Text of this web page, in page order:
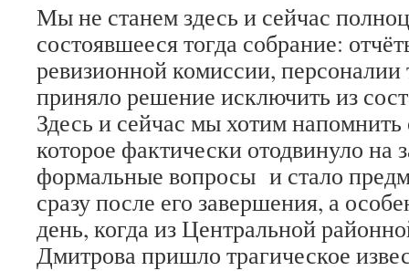
Мы не станем здесь и сейчас
состоявшееся тогда собрание:
ревизионной комиссии, персоналии
приняло решение исключить из
Здесь и сейчас мы хотим
которое фактически отодвинуло на
формальные вопросы и стало
сразу после его завершения, а
день, когда из Центральной
Дмитрова пришло трагическое